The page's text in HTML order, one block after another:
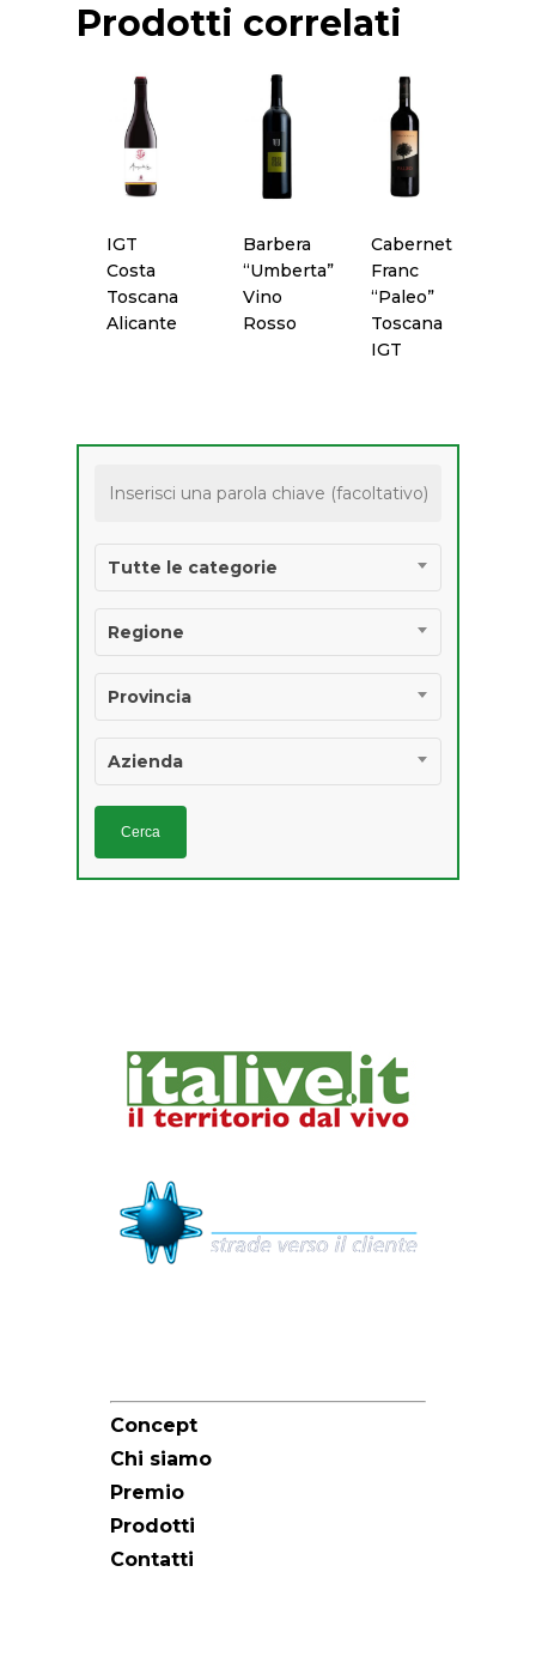
Prodotti correlati
IGT
Costa
Toscana
Alicante
Barbera
“Umberta”
Vino
Rosso
Cabernet
Franc
“Paleo”
Toscana
IGT
Tutte le categorie
Regione
Provincia
Azienda
Concept
Chi siamo
Premio
Prodotti
Contatti
Pasta
Ricercatezze
Salumi
PRODOTTI
AGROALIMENTARI
IGP E STG